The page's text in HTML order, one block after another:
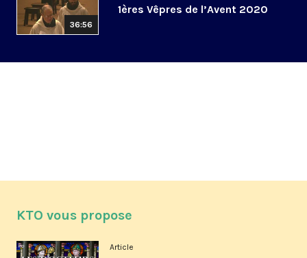
36:56
1ères Vêpres de l’Avent 2020
KTO vous propose
Article